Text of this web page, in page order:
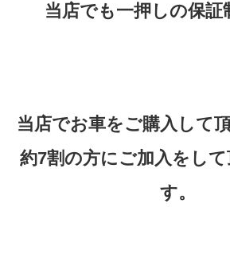
当店でも一押しの保証
当店でお車をご購入して
約7割の方にご加入をし
す。